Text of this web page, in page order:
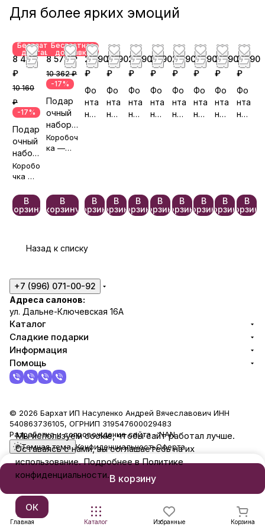
Для более ярких эмоций
Бесплатная
доставка
8 470
₽
10 160
₽
-17%
Подар
очный
набор
«Приз
нание
Коробо
чка —
тно🎀
В
корзину
Бесплатная
доставка
8 572 ₽
10 362 ₽
-17%
Подар
очный
набор
«Аплод
исмент
Коробоч
ка —
В
корзину
2 690
₽
Фо
нта
н
В
корзину
2 190
₽
Фо
нта
н
В
корзину
2 290
₽
Фо
нта
н
В
корзину
2 190
₽
Фо
нта
н
В
корзину
2 990
₽
Фо
нта
н
В
корзину
2 390
₽
Фо
нта
н
В
корзину
2 890
₽
Фо
нта
н
В
корзину
2 290
₽
Фо
нта
н
В
корзину
Назад к списку
В корзину
Главная Каталог Избранные Корзина
+7 (996) 071-00-92
Адреса салонов:
ул. Дальне-Ключевская 16А
Каталог
Сладкие подарки
Информация
Помощь
© 2026 Бархат ИП Насуленко Андрей Вячеславович ИНН
540863736105, ОГРНИП 319547600029483
Разработка и сопровождение сайта -NAN
Темная тема КонфиденциальностьОферта
Мы используем cookie, чтобы сайт работал лучше.
Оставаясь с нами, вы соглашаетесь на их
использование. Подробнее в Политике
конфиденциальности.
ОК